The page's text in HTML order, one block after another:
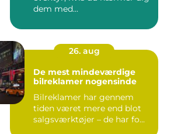
dem med...
26. aug
De mest mindeværdige
bilreklamer nogensinde
Bilreklamer har gennem
tiden været mere end blot
salgsværktøjer – de har fo...